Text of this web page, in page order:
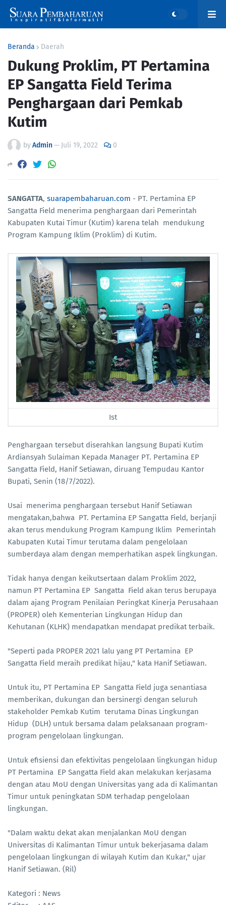
Beranda Daerah
Dukung Proklim, PT Pertamina
EP Sangatta Field Terima
Penghargaan dari Pemkab
Kutim
byAdmin— Juli 19, 2022 0
SANGATTA, suarapembaharuan.com - PT. Pertamina EP
Sangatta Field menerima penghargaan dari Pemerintah
Kabupaten Kutai Timur (Kutim) karena telah mendukung
Program Kampung Iklim (Proklim) di Kutim.
Ist
Penghargaan tersebut diserahkan langsung Bupati Kutim
Ardiansyah Sulaiman Kepada Manager PT. Pertamina EP
Sangatta Field, Hanif Setiawan, diruang Tempudau Kantor
Bupati, Senin (18/7/2022).
Usai menerima penghargaan tersebut Hanif Setiawan
mengatakan,bahwa PT. Pertamina EP Sangatta Field, berjanji
akan terus mendukung Program Kampung Iklim Pemerintah
Kabupaten Kutai Timur terutama dalam pengelolaan
sumberdaya alam dengan memperhatikan aspek lingkungan.
Tidak hanya dengan keikutsertaan dalam Proklim 2022,
namun PT Pertamina EP Sangatta Field akan terus berupaya
dalam ajang Program Penilaian Peringkat Kinerja Perusahaan
(PROPER) oleh Kementerian Lingkungan Hidup dan
Kehutanan (KLHK) mendapatkan mendapat predikat terbaik.
"Seperti pada PROPER 2021 lalu yang PT Pertamina EP
Sangatta Field meraih predikat hijau," kata Hanif Setiawan.
Untuk itu, PT Pertamina EP Sangatta Field juga senantiasa
memberikan, dukungan dan bersinergi dengan seluruh
stakeholder Pemkab Kutim terutama Dinas Lingkungan
Hidup (DLH) untuk bersama dalam pelaksanaan program-
program pengelolaan lingkungan.
Untuk efisiensi dan efektivitas pengelolaan lingkungan hidup
PT Pertamina EP Sangatta Field akan melakukan kerjasama
dengan atau MoU dengan Universitas yang ada di Kalimantan
Timur untuk peningkatan SDM terhadap pengelolaan
lingkungan.
"Dalam waktu dekat akan menjalankan MoU dengan
Universitas di Kalimantan Timur untuk bekerjasama dalam
pengelolaan lingkungan di wilayah Kutim dan Kukar," ujar
Hanif Setiawan. (Ril)
Kategori : News